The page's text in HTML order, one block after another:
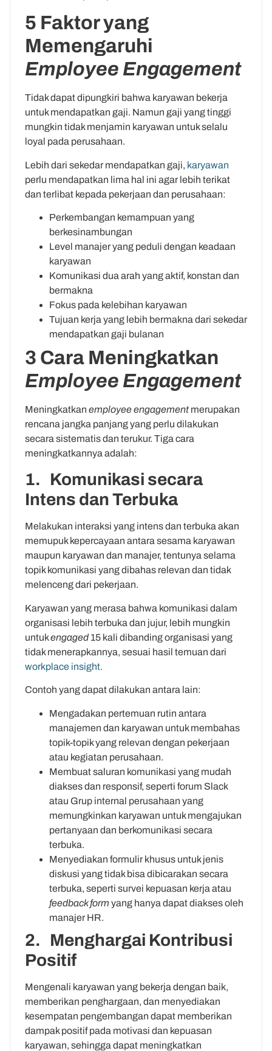
5 Faktor yang
Memengaruhi
Employee Engagement
Tidak dapat dipungkiri bahwa karyawan bekerja
untuk mendapatkan gaji. Namun gaji yang tinggi
mungkin tidak menjamin karyawan untuk selalu
loyal pada perusahaan.
Lebih dari sekedar mendapatkan gaji, karyawan
perlu mendapatkan lima hal ini agar lebih terikat
dan terlibat kepada pekerjaan dan perusahaan:
Perkembangan kemampuan yang
berkesinambungan
Level manajer yang peduli dengan keadaan
karyawan
Komunikasi dua arah yang aktif, konstan dan
bermakna
Fokus pada kelebihan karyawan
Tujuan kerja yang lebih bermakna dari sekedar
mendapatkan gaji bulanan
3 Cara Meningkatkan
Employee Engagement
Meningkatkan employee engagement merupakan
rencana jangka panjang yang perlu dilakukan
secara sistematis dan terukur. Tiga cara
meningkatkannya adalah:
1. Komunikasi secara
Intens dan Terbuka
Melakukan interaksi yang intens dan terbuka akan
memupuk kepercayaan antara sesama karyawan
maupun karyawan dan manajer, tentunya selama
topik komunikasi yang dibahas relevan dan tidak
melenceng dari pekerjaan.
Karyawan yang merasa bahwa komunikasi dalam
organisasi lebih terbuka dan jujur, lebih mungkin
untukengaged15 kali dibanding organisasi yang
tidak menerapkannya, sesuai hasil temuan dari
workplace insight.
Contoh yang dapat dilakukan antara lain:
Mengadakan pertemuan rutin antara
manajemen dan karyawan untuk membahas
topik-topik yang relevan dengan pekerjaan
atau kegiatan perusahaan.
Membuat saluran komunikasi yang mudah
diakses dan responsif, seperti forum Slack
atau Grup internal perusahaan yang
memungkinkan karyawan untuk mengajukan
pertanyaan dan berkomunikasi secara
terbuka.
Menyediakan formulir khusus untuk jenis
diskusi yang tidak bisa dibicarakan secara
terbuka, seperti survei kepuasan kerja atau
feedback form yang hanya dapat diakses oleh
manajer HR.
2. Menghargai Kontribusi
Positif
Mengenali karyawan yang bekerja dengan baik,
memberikan penghargaan, dan menyediakan
kesempatan pengembangan dapat memberikan
dampak positif pada motivasi dan kepuasan
karyawan, sehingga dapat meningkatkan